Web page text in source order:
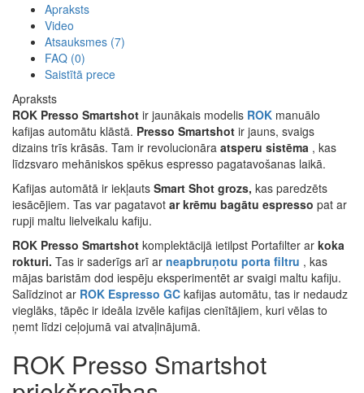
Apraksts
Video
Atsauksmes (7)
FAQ (0)
Saistītā prece
Apraksts
ROK Presso Smartshot ir jaunākais modelis ROK manuālo
kafijas automātu klāstā. Presso Smartshot ir jauns, svaigs
dizains trīs krāsās. Tam ir revolucionāra atsperu sistēma , kas
līdzsvaro mehāniskos spēkus espresso pagatavošanas laikā.
Kafijas automātā ir iekļauts Smart Shot grozs, kas paredzēts
iesācējiem. Tas var pagatavot ar krēmu bagātu espresso pat ar
rupji maltu lielveikalu kafiju.
ROK Presso Smartshot komplektācijā ietilpst Portafilter ar koka
rokturi. Tas ir saderīgs arī ar neapbruņotu porta filtru , kas
mājas baristām dod iespēju eksperimentēt ar svaigi maltu kafiju.
Salīdzinot ar ROK Espresso GC kafijas automātu, tas ir nedaudz
vieglāks, tāpēc ir ideāla izvēle kafijas cienītājiem, kuri vēlas to
ņemt līdzi ceļojumā vai atvaļinājumā.
ROK Presso Smartshot